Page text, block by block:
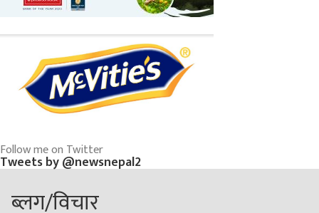
Follow me on Twitter
Tweets by @newsnepal2
ब्लग/विचार